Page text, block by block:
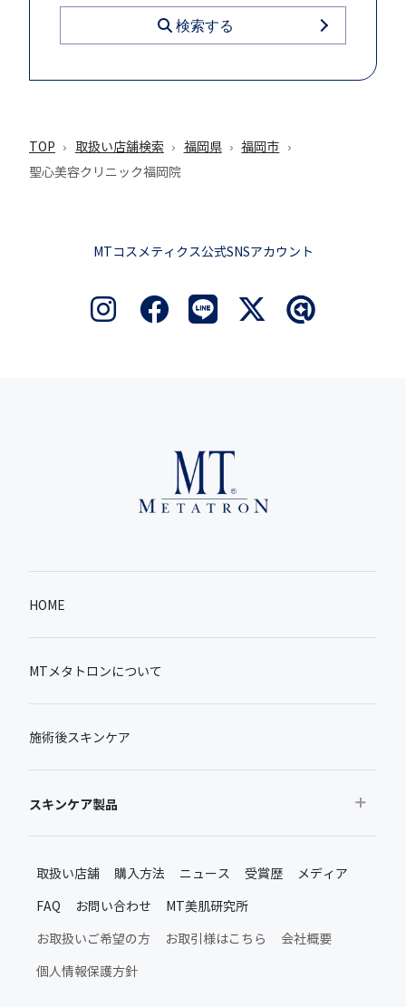
検索する
TOP 取扱い店舗検索 福岡県
福岡市
聖心美容クリニック福岡院
MTコスメティクス公式SNSアカウント
HOME
MTメタトロンについて
施術後スキンケア
スキンケア製品
MTメタトロン新製品・限定品
施術後のスキンケア
ムーンアッププロダクト
取扱い店舗 購入方法 ニュース 受賞歴 メディア
FAQ お問い合わせ MT美肌研究所
お取扱いご希望の方 お取引様はこちら 会社概要
個人情報保護方針